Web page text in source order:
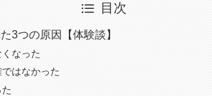
目次
3つの原因【体験談】
なった
はなかった